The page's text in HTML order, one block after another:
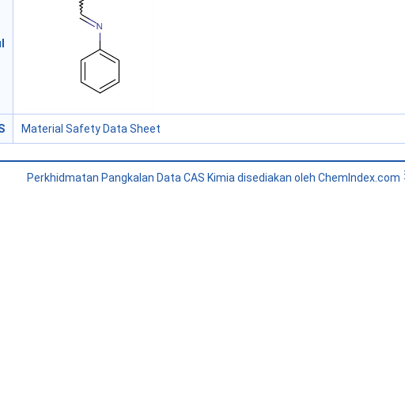
Material Safety Data Sheet
Perkhidmatan Pangkalan Data CAS Kimia disediakan oleh ChemIndex.com